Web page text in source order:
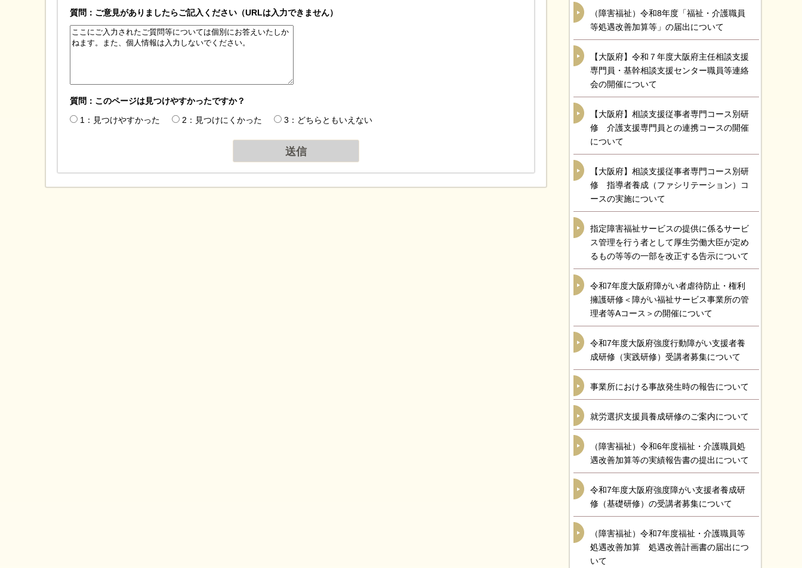
質問：ご意見がありましたらご記入ください（URLは入力できません）
質問：このページは見つけやすかったですか？
1：見つけやすかった
2：見つけにくかった 3：どちらともいえない
（障害福祉）令和8年度「福祉・介護職員
等処遇改善加算等」の届出について
【大阪府】令和７年度大阪府主任相談支援
専門員・基幹相談支援センター職員等連絡
会の開催について
【大阪府】相談支援従事者専門コース別研
修 介護支援専門員との連携コースの開催
について
【大阪府】相談支援従事者専門コース別研
修 指導者養成（ファシリテーション）コ
ースの実施について
指定障害福祉サービスの提供に係るサービ
ス管理を行う者として厚生労働大臣が定め
るもの等等の一部を改正する告示について
令和7年度大阪府障がい者虐待防止・権利
擁護研修＜障がい福祉サービス事業所の管
理者等Aコース＞の開催について
令和7年度大阪府強度行動障がい支援者養
成研修（実践研修）受講者募集について
事業所における事故発生時の報告について
就労選択支援員養成研修のご案内について
（障害福祉）令和6年度福祉・介護職員処
遇改善加算等の実績報告書の提出について
令和7年度大阪府強度障がい支援者養成研
修（基礎研修）の受講者募集について
（障害福祉）令和7年度福祉・介護職員等
処遇改善加算 処遇改善計画書の届出につ
いて